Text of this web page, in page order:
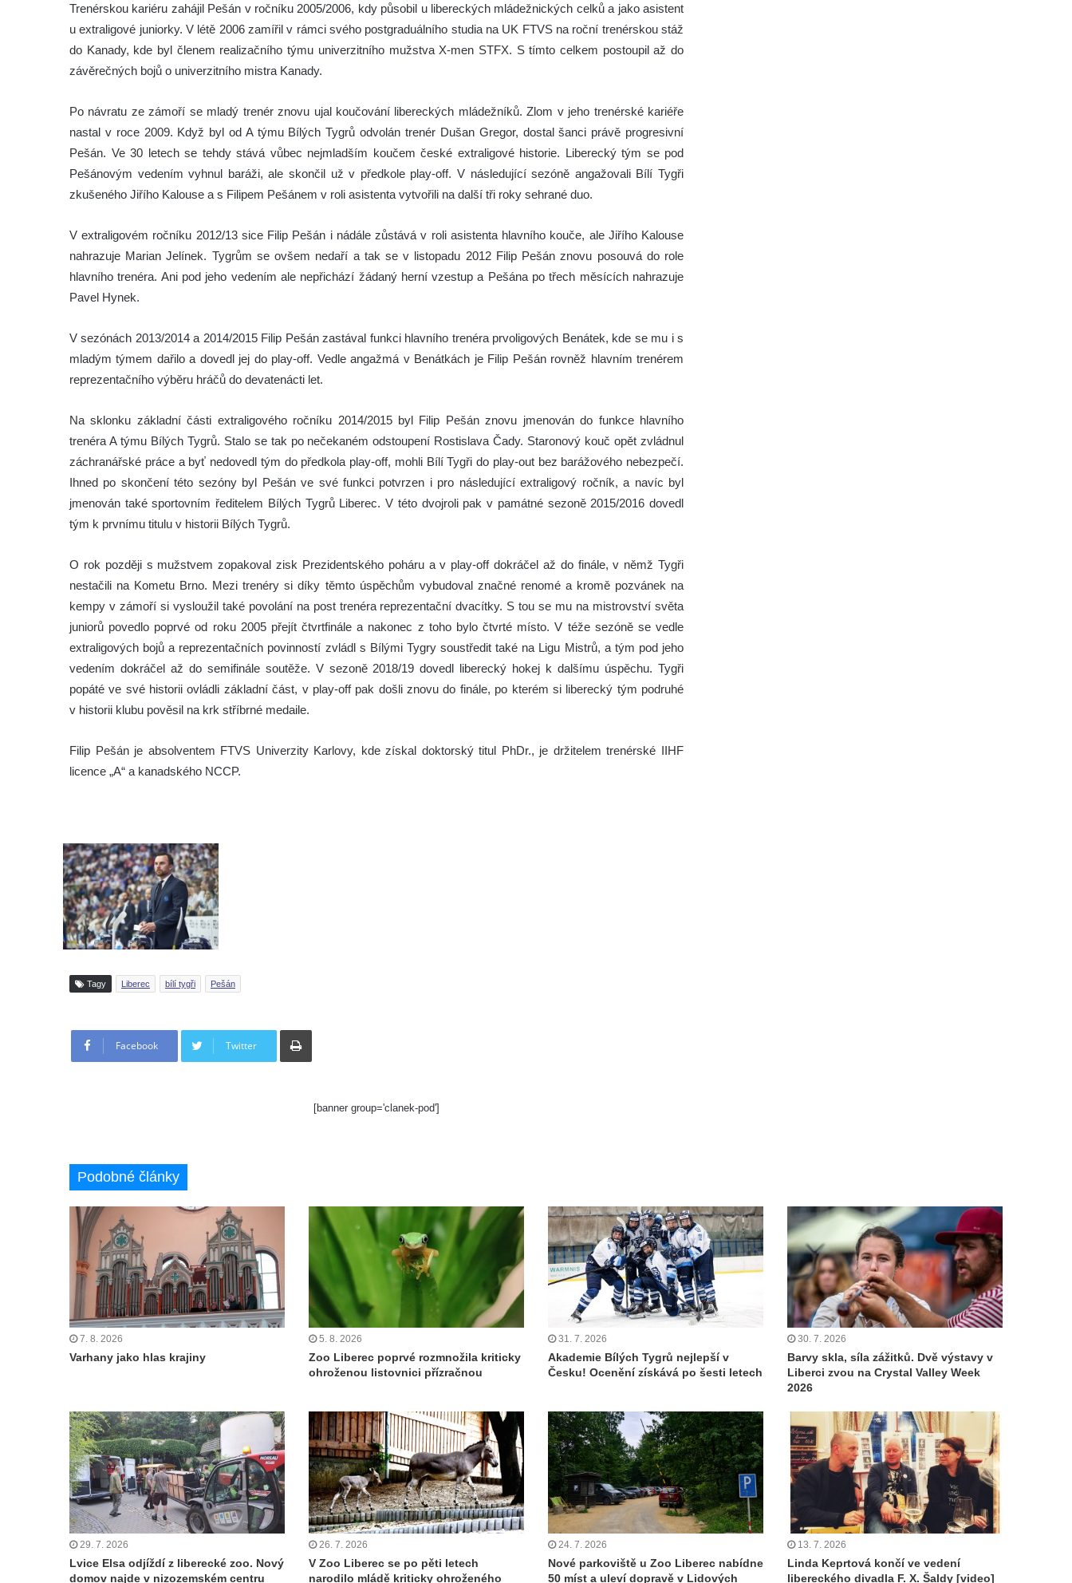
Trenérskou kariéru zahájil Pešán v ročníku 2005/2006, kdy působil u libereckých mládežnických celků a jako asistent
u extraligové juniorky. V létě 2006 zamířil v rámci svého postgraduálního studia na UK FTVS na roční trenérskou stáž
do Kanady, kde byl členem realizačního týmu univerzitního mužstva X-men STFX. S tímto celkem postoupil až do
závěrečných bojů o univerzitního mistra Kanady.
Po návratu ze zámoří se mladý trenér znovu ujal koučování libereckých mládežníků. Zlom v jeho trenérské kariéře
nastal v roce 2009. Když byl od A týmu Bílých Tygrů odvolán trenér Dušan Gregor, dostal šanci právě progresivní
Pešán. Ve 30 letech se tehdy stává vůbec nejmladším koučem české extraligové historie. Liberecký tým se pod
Pešánovým vedením vyhnul baráži, ale skončil už v předkole play-off. V následující sezóně angažovali Bílí Tygři
zkušeného Jiřího Kalouse a s Filipem Pešánem v roli asistenta vytvořili na další tři roky sehrané duo.
V extraligovém ročníku 2012/13 sice Filip Pešán i nádále zůstává v roli asistenta hlavního kouče, ale Jiřího Kalouse
nahrazuje Marian Jelínek. Tygrům se ovšem nedaří a tak se v listopadu 2012 Filip Pešán znovu posouvá do role
hlavního trenéra. Ani pod jeho vedením ale nepřichází žádaný herní vzestup a Pešána po třech měsících nahrazuje
Pavel Hynek.
V sezónách 2013/2014 a 2014/2015 Filip Pešán zastával funkci hlavního trenéra prvoligových Benátek, kde se mu i s
mladým týmem dařilo a dovedl jej do play-off. Vedle angažmá v Benátkách je Filip Pešán rovněž hlavním trenérem
reprezentačního výběru hráčů do devatenácti let.
Na sklonku základní části extraligového ročníku 2014/2015 byl Filip Pešán znovu jmenován do funkce hlavního
trenéra A týmu Bílých Tygrů. Stalo se tak po nečekaném odstoupení Rostislava Čady. Staronový kouč opět zvládnul
záchranářské práce a byť nedovedl tým do předkola play-off, mohli Bílí Tygři do play-out bez barážového nebezpečí.
Ihned po skončení této sezóny byl Pešán ve své funkci potvrzen i pro následující extraligový ročník, a navíc byl
jmenován také sportovním ředitelem Bílých Tygrů Liberec. V této dvojroli pak v památné sezoně 2015/2016 dovedl
tým k prvnímu titulu v historii Bílých Tygrů.
O rok později s mužstvem zopakoval zisk Prezidentského poháru a v play-off dokráčel až do finále, v němž Tygři
nestačili na Kometu Brno. Mezi trenéry si díky těmto úspěchům vybudoval značné renomé a kromě pozvánek na
kempy v zámoří si vysloužil také povolání na post trenéra reprezentační dvacítky. S tou se mu na mistrovství světa
juniorů povedlo poprvé od roku 2005 přejít čtvrtfinále a nakonec z toho bylo čtvrté místo. V téže sezóně se vedle
extraligových bojů a reprezentačních povinností zvládl s Bílými Tygry soustředit také na Ligu Mistrů, a tým pod jeho
vedením dokráčel až do semifinále soutěže. V sezoně 2018/19 dovedl liberecký hokej k dalšímu úspěchu. Tygři
popáté ve své historii ovládli základní část, v play-off pak došli znovu do finále, po kterém si liberecký tým podruhé
v historii klubu pověsil na krk stříbrné medaile.
Filip Pešán je absolventem FTVS Univerzity Karlovy, kde získal doktorský titul PhDr., je držitelem trenérské IIHF
licence „A“ a kanadského NCCP.
Tagy Liberec bílí tygři Pešán
Facebook Twitter
Tisknout
[banner group='clanek-pod']
Podobné články
7. 8. 2026
Varhany jako hlas krajiny
5. 8. 2026
Zoo Liberec poprvé rozmnožila kriticky
ohroženou listovnici přízračnou
31. 7. 2026
Akademie Bílých Tygrů nejlepší v
Česku! Ocenění získává po šesti letech
30. 7. 2026
Barvy skla, síla zážitků. Dvě výstavy v
Liberci zvou na Crystal Valley Week
2026
29. 7. 2026
Lvice Elsa odjíždí z liberecké zoo. Nový
domov najde v nizozemském centru
26. 7. 2026
V Zoo Liberec se po pěti letech
narodilo mládě kriticky ohroženého
24. 7. 2026
Nové parkoviště u Zoo Liberec nabídne
50 míst a uleví dopravě v Lidových
13. 7. 2026
Linda Keprtová končí ve vedení
libereckého divadla F. X. Šaldy [video]